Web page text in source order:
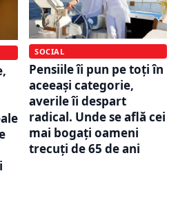
SOCIAL
Pensiile îi pun pe toți în
aceeași categorie,
averile îi despart
radical. Unde se află cei
mai bogați oameni
trecuți de 65 de ani